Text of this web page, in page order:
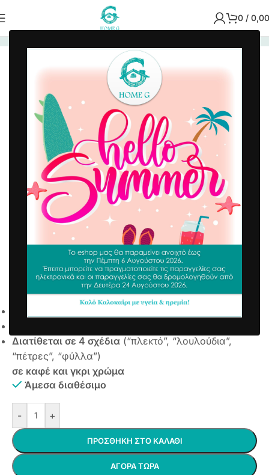
0 / 0,00
Αρχική σελίδα/Χαλιά - Ταπέτα/Πατάκια Εξώπορτας
Πατάκι Εισόδου Μοκέτα Delta 40x60cm
σχέδιο Λουλούδια Καφέ
3,63€ 3,15€ συμπ. Φ.Π.Α
Διατίθεται σε 4 σχέδια (“πλεκτό”, “λουλούδια”,
“πέτρες”, “φύλλα”)
σε καφέ και γκρι χρώμα
Άμεσα διαθέσιμο
- +
ΠΡΟΣΘΉΚΗ ΣΤΟ ΚΑΛΆΘΙ
ΑΓΟΡΆ ΤΏΡΑ